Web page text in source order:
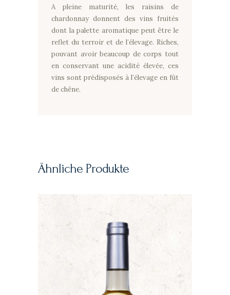
A pleine maturité, les raisins de
chardonnay donnent des vins fruités
dont la palette aromatique peut être le
reflet du terroir et de l’élevage. Riches,
pouvant avoir beaucoup de corps tout
en conservant une acidité élevée, ces
vins sont prédisposés à l’élevage en fût
de chêne.
Ähnliche Produkte